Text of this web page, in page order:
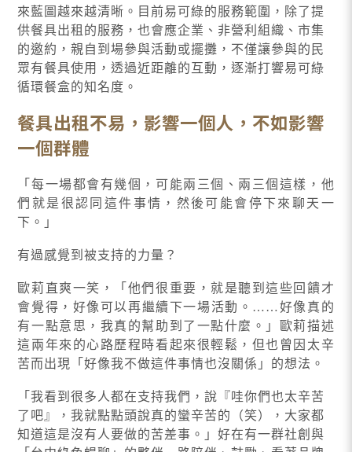
來藍圖越來越清晰。目前易可綠的服務範圍，除了提
供餐具出租的服務，也會應企業、非營利組織、市集
的邀約，親自到場參與活動或擺攤，不僅讓參與的民
眾有餐具使用，透過近距離的互動，逐漸打響易可綠
循環餐盒的知名度。
餐具出租不易，影響一個人，不如影響
一個群體
「每一場都會有幾個，可能兩三個、兩三個這樣，他
們就是很認同這件事情，然後可能會停下來聊天一
下。」
有過感覺到被支持的力量？
歐莉直爽一笑，「他們很重要，就是聽到這些回饋才
會覺得，好像可以再繼續下一場活動。……好像真的
有一點意思，我真的幫助到了一點什麼。」歐莉描述
這兩年來的心路歷程時看起來很輕鬆，但也曾因太辛
苦而出現「好像我不做這件事情也沒關係」的想法。
「我看到很多人都在支持我們，說『哇你們也太辛苦
了吧』，我就點點頭說真的蠻辛苦的（笑），大家都
知道這是沒有人要做的苦差事。」好在有一群社創與